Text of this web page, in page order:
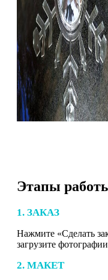
Этапы
1. ЗАКАЗ
Нажмите «Сделать
загрузите
2. МАКЕТ